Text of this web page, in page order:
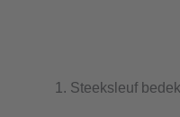
1. Steeksleuf